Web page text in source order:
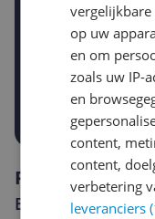
Gewenste daling
-10%
Reviews
Er zijn nog geen
op uw
en om
zoals uw IP-
en
content,
content,
verbetering
leveranciers